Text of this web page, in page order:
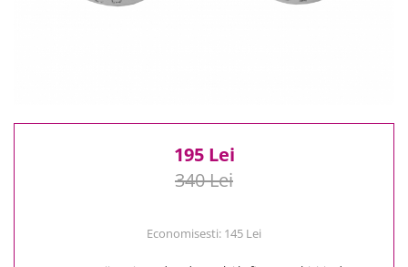
195 Lei
340 Lei
Economisesti: 145 Lei